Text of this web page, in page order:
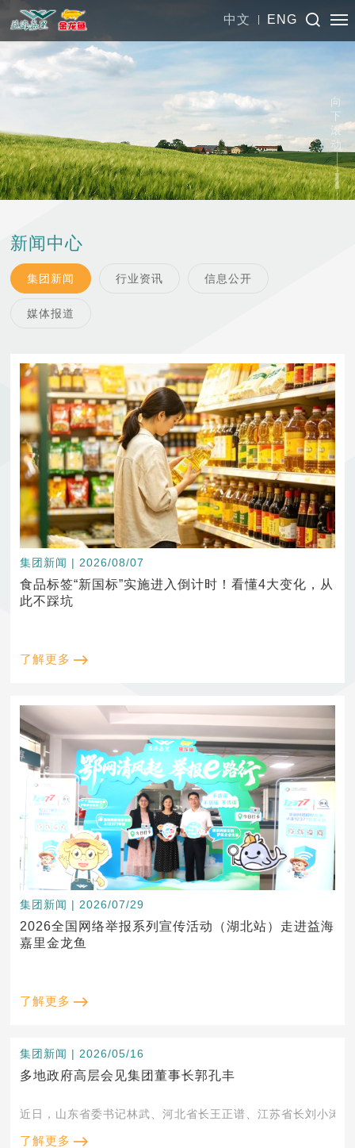
中文 ENG
向
下
滚
动
新闻中心
集团新闻 行业资讯 信息公开
媒体报道
集团新闻 | 2026/08/07
食品标签“新国标”实施进入倒计时！看懂4大变化，从
此不踩坑
了解更多
集团新闻 | 2026/07/29
2026全国网络举报系列宣传活动（湖北站）走进益海
嘉里金龙鱼
了解更多
集团新闻 | 2026/05/16
多地政府高层会见集团董事长郭孔丰
近日，山东省委书记林武、河北省长王正谱、江苏省长刘小涛
了解更多